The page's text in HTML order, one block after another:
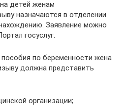
детей женам
назначаются в отделении
Заявление можно
госуслуг.
по беременности жена
должна представить
организации;